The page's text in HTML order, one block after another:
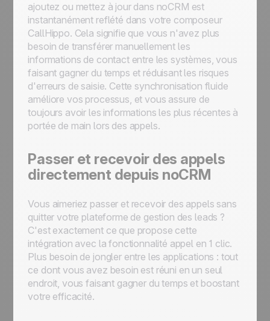
ajoutez ou mettez à jour dans noCRM est
instantanément reflété dans votre composeur
CallHippo. Cela signifie que vous n'avez plus
besoin de transférer manuellement les
informations de contact entre les systèmes, vous
faisant gagner du temps et réduisant les risques
d'erreurs de saisie. Cette synchronisation fluide
améliore vos processus, et vous assure de
toujours avoir les informations les plus récentes à
portée de main lors des appels.
Passer et recevoir des appels
directement depuis noCRM
Vous aimeriez passer et recevoir des appels sans
quitter votre plateforme de gestion des leads ?
C'est exactement ce que propose cette
intégration avec la fonctionnalité appel en 1 clic.
Plus besoin de jongler entre les applications : tout
ce dont vous avez besoin est réuni en un seul
endroit, vous faisant gagner du temps et boostant
votre efficacité.